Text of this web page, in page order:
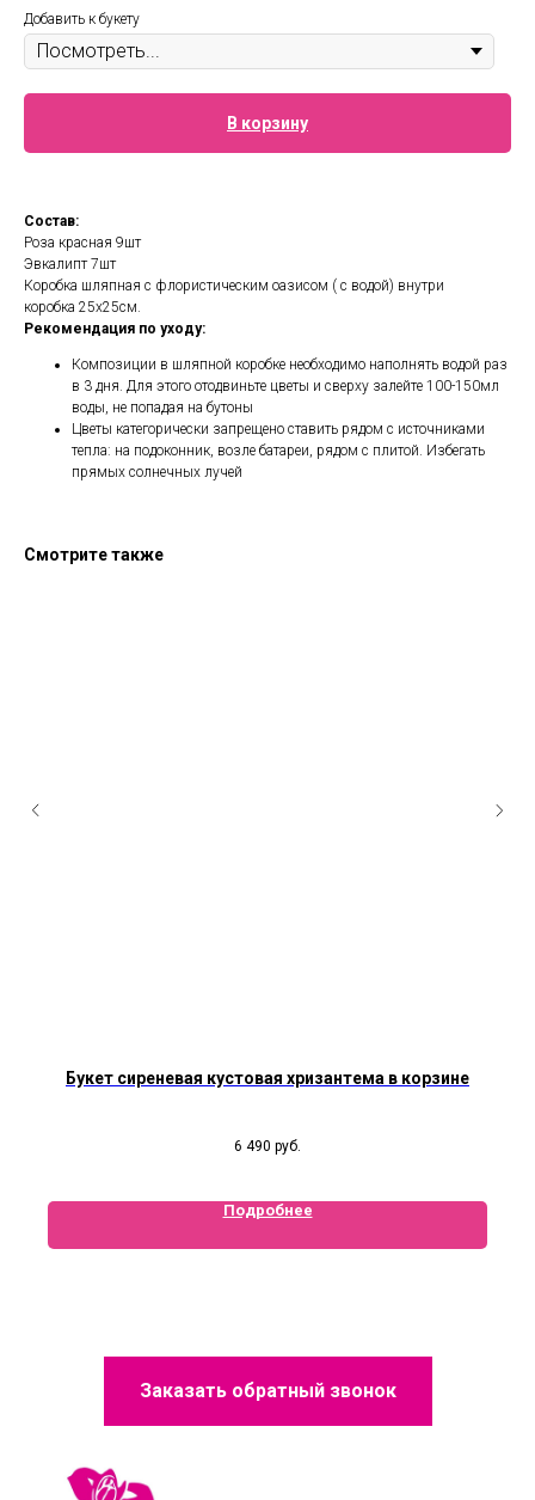
Добавить к букету
В корзину
Состав:
Роза красная 9шт
Эвкалипт 7шт
Коробка шляпная с флористическим оазисом ( с водой) внутри
коробка 25x25см.
Рекомендация по уходу:
Композиции в шляпной коробке необходимо наполнять водой раз
в 3 дня. Для этого отодвиньте цветы и сверху залейте 100-150мл
воды, не попадая на бутоны
Цветы категорически запрещено ставить рядом с источниками
тепла: на подоконник, возле батареи, рядом с плитой. Избегать
прямых солнечных лучей
Смотрите также
Букет сиреневая кустовая хризантема в корзине
6 490 руб.
Подробнее
Заказать обратный звонок